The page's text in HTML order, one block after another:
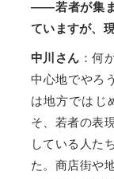
――若者が集ま
ていますが、
中川さん ：何
中心地でやろ
は地方ではじ
そ、若者の表
している人た
た。商店街や